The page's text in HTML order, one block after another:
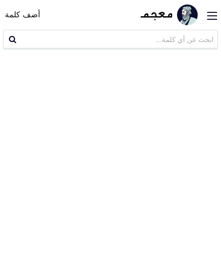
أضف كلمة